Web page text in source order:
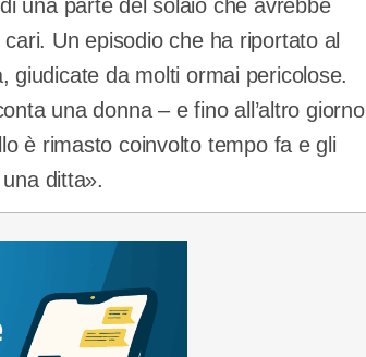
una parte del solaio che avrebbe
Un episodio che ha riportato al
giudicate da molti ormai pericolose.
una donna – e fino all’altro giorno
è rimasto coinvolto tempo fa e gli
ditta».